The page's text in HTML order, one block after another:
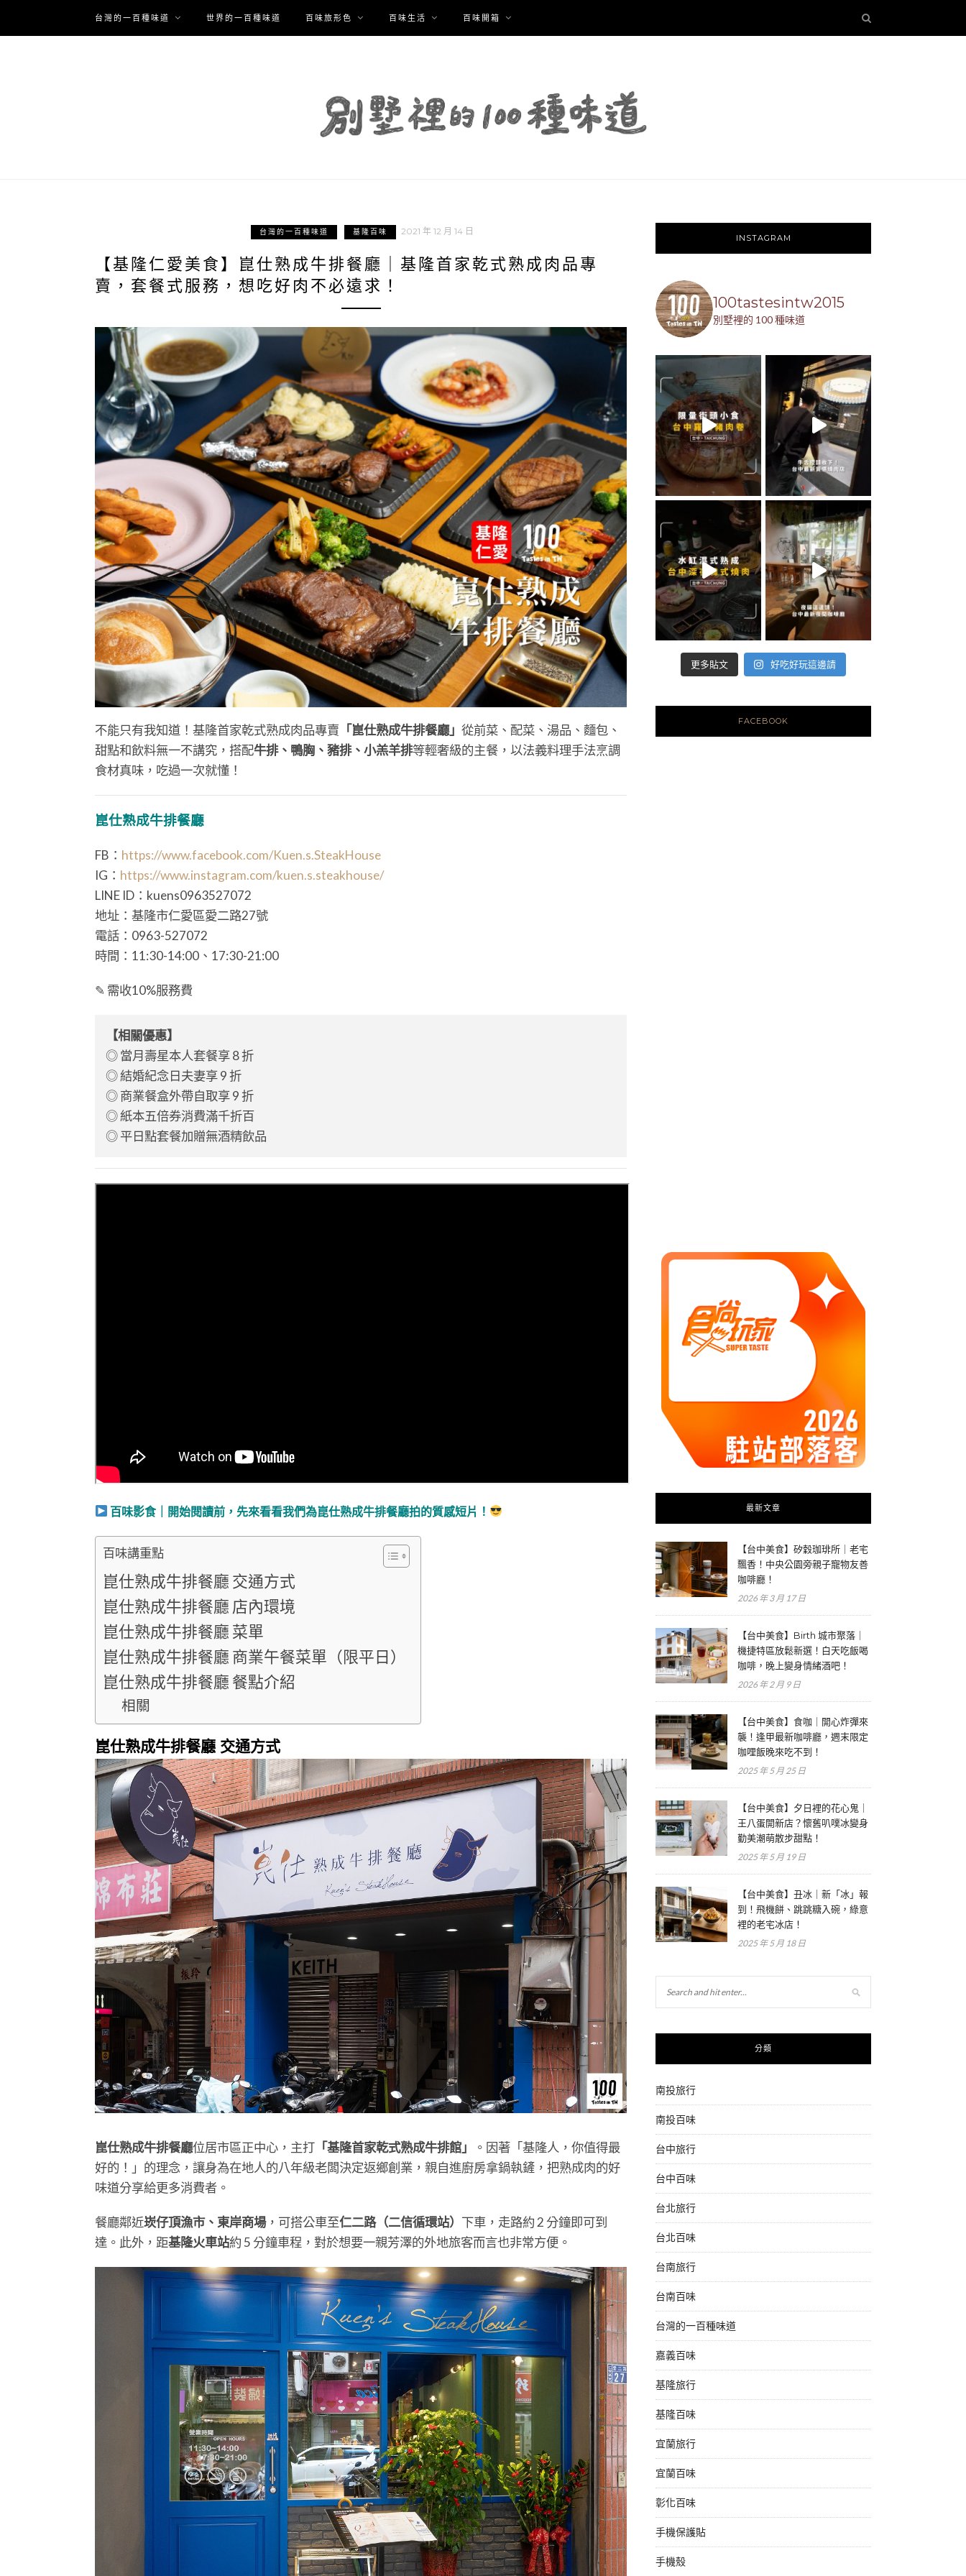
台灣的一百種味道 世界的一百種味道 百味旅形色 百味生活 百味開箱
台灣的一百種味道 基隆百味 2021 年 12 月 14 日
【基隆仁愛美食】崑仕熟成牛排餐廳｜基隆首家乾式熟成肉品專
賣，套餐式服務，想吃好肉不必遠求！
不能只有我知道！基隆首家乾式熟成肉品專賣 「崑仕熟成牛排餐廳」 從前菜、配菜、湯品、麵包、
甜點和飲料無一不講究，搭配牛排、鴨胸、豬排、小羔羊排等輕奢級的主餐，以法義料理手法烹調
食材真味，吃過一次就懂！
崑仕熟成牛排餐廳
FB： https://www.facebook.com/Kuen.s.SteakHouse
IG： https://www.instagram.com/kuen.s.steakhouse/
LINE ID：kuens0963527072
地址：基隆市仁愛區愛二路27號
電話：0963-527072
時間：11:30-14:00、17:30-21:00
✎ 需收10%服務費
【相關優惠】
◎ 當月壽星本人套餐享 8 折
◎ 結婚紀念日夫妻享 9 折
◎ 商業餐盒外帶自取享 9 折
◎ 紙本五倍券消費滿千折百
◎ 平日點套餐加贈無酒精飲品
百味影食｜開始閱讀前，先來看看我們為崑仕熟成牛排餐廳拍的質感短片！
百味講重點
崑仕熟成牛排餐廳 交通方式
崑仕熟成牛排餐廳 店內環境
崑仕熟成牛排餐廳 菜單
崑仕熟成牛排餐廳 商業午餐菜單（限平日）
崑仕熟成牛排餐廳 餐點介紹
相關
崑仕熟成牛排餐廳 交通方式
崑仕熟成牛排餐廳位居市區正中心，主打 「基隆首家乾式熟成牛排館」
。因著「基隆人，你值得最
好的！」的理念，讓身為在地人的八年級老闆決定返鄉創業，親自進廚房拿鍋執鏟，把熟成肉的好
味道分享給更多消費者。
餐廳鄰近崁仔頂漁市、東岸商場，可搭公車至仁二路（二信循環站） 下車，走路約 2 分鐘即可到
達。此外，距基隆火車站約 5 分鐘車程，對於想要一親芳澤的外地旅客而言也非常方便。
INSTAGRAM
100tastesintw2015
別墅裡的 100 種味道
更多貼文 好吃好玩這邊請
FACEBOOK
最新文章
【台中美食】矽穀珈琲所｜老宅
飄香！中央公園旁親子寵物友善
咖啡廳！
2026 年 3 月 17 日
【台中美食】Birth 城市聚落｜
機捷特區放鬆新選！白天吃飯喝
咖啡，晚上變身情緒酒吧！
2026 年 2 月 9 日
【台中美食】食咖｜開心炸彈來
襲！逢甲最新咖啡廳，週末限定
咖哩飯晚來吃不到！
2025 年 5 月 25 日
【台中美食】夕日裡的花心鬼｜
王八蛋開新店？懷舊叭噗冰變身
勤美潮萌散步甜點！
2025 年 5 月 19 日
【台中美食】丑冰｜新「冰」報
到！飛機餅、跳跳糖入碗，綠意
裡的老宅冰店！
2025 年 5 月 18 日
分類
南投旅行
南投百味
台中旅行
台中百味
台北旅行
台北百味
台南旅行
台南百味
台灣的一百種味道
嘉義百味
基隆旅行
基隆百味
宜蘭旅行
宜蘭百味
彰化百味
手機保護貼
手機殼